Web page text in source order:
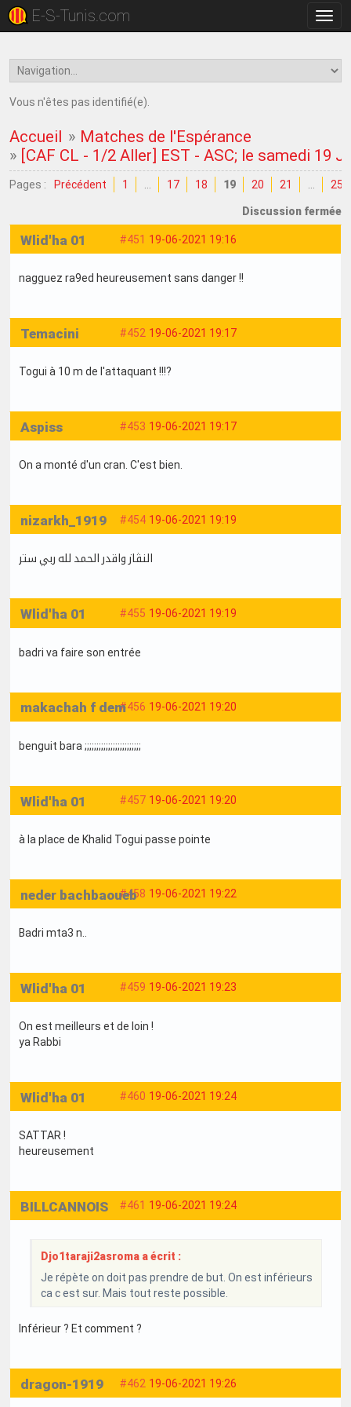
la
E-S-Tunis.com
Vous n'êtes pas identifié(e).
Accueil » Matches de l'Espérance
» [CAF CL - 1/2 Aller] EST - ASC; le samedi 19
Pages : Précédent 1 17 18 19 20 21 25
Discussion fermée
#451 19-06-2021 19:16
Wlid'ha 01
nagguez ra9ed heureusement sans danger !!
#452 19-06-2021 19:17
Temacini
Togui à 10 m de l'attaquant !!!?
#453 19-06-2021 19:17
Aspiss
On a monté d'un cran. C'est bien.
#454 19-06-2021 19:19
nizarkh_1919
النڤاز واقدر الحمد لله ربي ستر
#455 19-06-2021 19:19
Wlid'ha 01
badri va faire son entrée
#456 19-06-2021 19:20
makachah f dem
benguit bara ;;;;;;;;;;;;;;;;;;;;;;;;
#457 19-06-2021 19:20
Wlid'ha 01
à la place de Khalid Togui passe pointe
#458 19-06-2021 19:22
neder bachbaoueb
Badri mta3 n..
#459 19-06-2021 19:23
Wlid'ha 01
On est meilleurs et de loin !
ya Rabbi
#460 19-06-2021 19:24
Wlid'ha 01
SATTAR !
heureusement
#461 19-06-2021 19:24
BILLCANNOIS
Djo1taraji2asroma a écrit :
Je répète on doit pas prendre de but. On est inférieurs
ca c est sur. Mais tout reste possible.
Inférieur ? Et comment ?
#462 19-06-2021 19:26
dragon-1919